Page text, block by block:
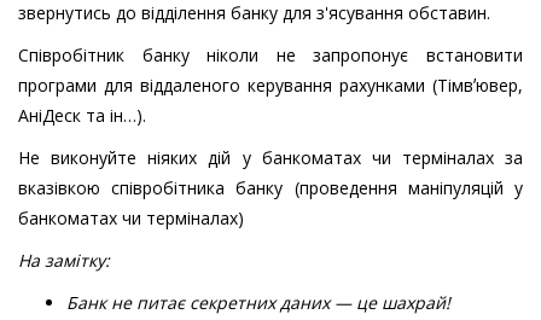
звернутись до відділення банку для з'ясування обставин.
Співробітник банку ніколи не запропонує встановити
програми для віддаленого керування рахунками (Тімвʼювер,
АніДеск та ін…).
Не виконуйте ніяких дій у банкоматах чи терміналах за
вказівкою співробітника банку (проведення маніпуляцій у
банкоматах чи терміналах)
На замітку:
Банк не питає секретних даних — це шахрай!